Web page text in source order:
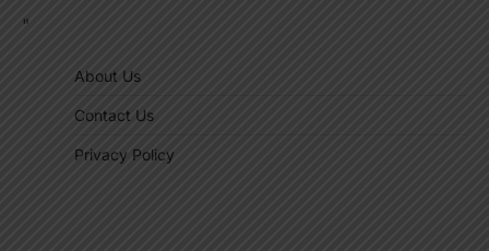
"
About Us
Contact Us
Privacy Policy